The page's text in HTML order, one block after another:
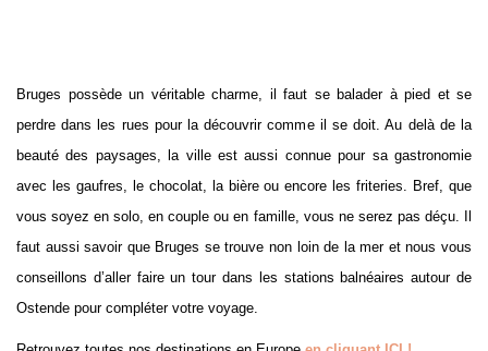
Bruges possède un véritable charme, il faut se balader à pied et se
perdre dans les rues pour la découvrir comme il se doit. Au delà de la
beauté des paysages, la ville est aussi connue pour sa gastronomie
avec les gaufres, le chocolat, la bière ou encore les friteries. Bref, que
vous soyez en solo, en couple ou en famille, vous ne serez pas déçu. Il
faut aussi savoir que Bruges se trouve non loin de la mer et nous vous
conseillons d’aller faire un tour dans les stations balnéaires autour de
Ostende pour compléter votre voyage.